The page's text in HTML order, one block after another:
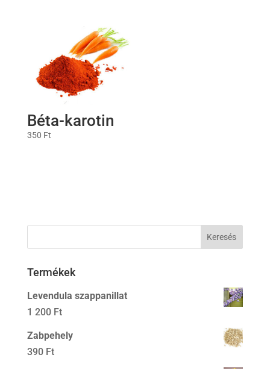
Béta-karotin
350 Ft
Termékek
Levendula szappanillat
1 200 Ft
Zabpehely
390 Ft